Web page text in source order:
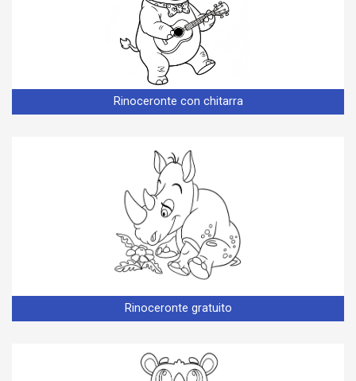
Rinoceronte con chitarra
Rinoceronte gratuito